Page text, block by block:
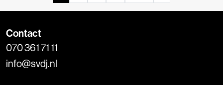
Contact
070 361 71 11
info@svdj.nl